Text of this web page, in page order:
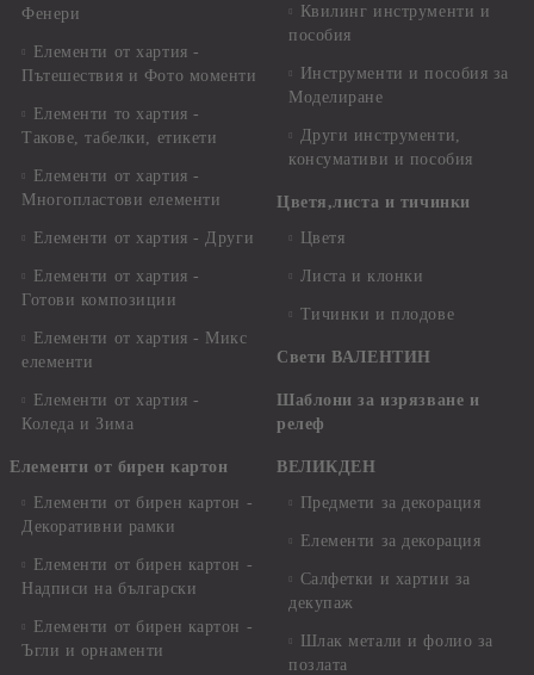
Фенери
Елементи от хартия -
Пътешествия и Фото моменти
Елементи то хартия -
Такове, табелки, етикети
Елементи от хартия -
Многопластови елементи
Елементи от хартия - Други
Елементи от хартия -
Готови композиции
Елементи от хартия - Микс
елементи
Елементи от хартия -
Коледа и Зима
Елементи от бирен картон
Елементи от бирен картон -
Декоративни рамки
Елементи от бирен картон -
Надписи на български
Елементи от бирен картон -
Ъгли и орнаменти
Квилинг инструменти и
пособия
Инструменти и пособия за
Моделиране
Други инструменти,
консумативи и пособия
Цветя,листа и тичинки
Цветя
Листа и клонки
Тичинки и плодове
Свети ВАЛЕНТИН
Шаблони за изрязване и
релеф
ВЕЛИКДЕН
Предмети за декорация
Елементи за декорация
Салфетки и хартии за
декупаж
Шлак метали и фолио за
позлата